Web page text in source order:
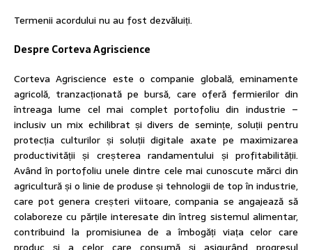
Termenii acordului nu au fost dezvăluiți.
Despre Corteva Agriscience
Corteva Agriscience este o companie globală, eminamente
agricolă, tranzacționată pe bursă, care oferă fermierilor din
întreaga lume cel mai complet portofoliu din industrie –
inclusiv un mix echilibrat și divers de semințe, soluții pentru
protecția culturilor și soluții digitale axate pe maximizarea
productivității și creșterea randamentului și profitabilității.
Având în portofoliu unele dintre cele mai cunoscute mărci din
agricultură și o linie de produse și tehnologii de top în industrie,
care pot genera creșteri viitoare, compania se angajează să
colaboreze cu părțile interesate din întreg sistemul alimentar,
contribuind la promisiunea de a îmbogăți viața celor care